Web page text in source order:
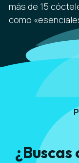
más de 15
como